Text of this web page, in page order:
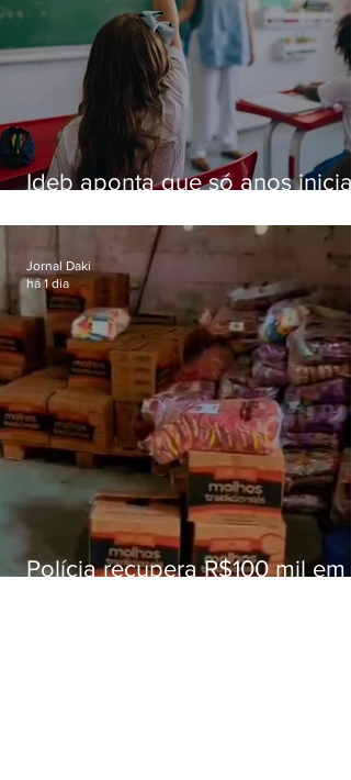
Ideb aponta que só anos
educação
Polícia recupera R$100 mil em
Jornal Daki
há 1 dia